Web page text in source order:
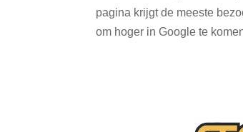
pagina krijgt de meeste
om hoger in Google te